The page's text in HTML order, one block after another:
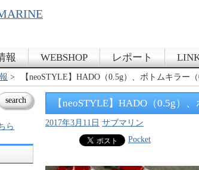
報 WEBSHOP レポート
【neoSTYLE】HADO（0.5g）、ボトムキラー
【neoSTYLE】HADO（0.5g）
2017年3月11日 サブマリン
Pocket